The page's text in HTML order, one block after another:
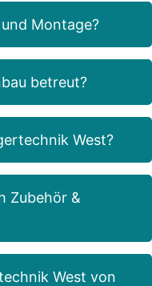
Montage?
betreut?
West?
Zubehör &
West von